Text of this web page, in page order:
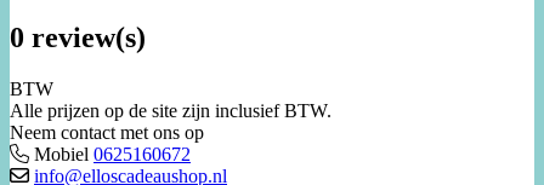
0 review(s)
BTW
Alle prijzen op de site zijn inclusief BTW.
Neem contact met ons op
Mobiel 0625160672
info@elloscadeaushop.nl